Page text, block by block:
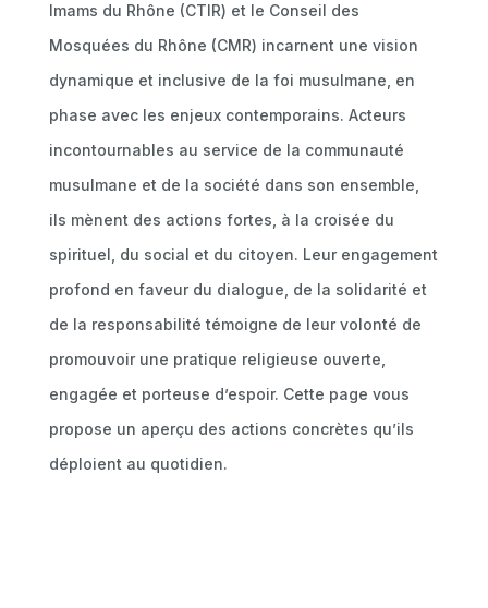
Imams du Rhône (CTIR) et le Conseil des
Mosquées du Rhône (CMR) incarnent une vision
dynamique et inclusive de la foi musulmane, en
phase avec les enjeux contemporains. Acteurs
incontournables au service de la communauté
musulmane et de la société dans son ensemble,
ils mènent des actions fortes, à la croisée du
spirituel, du social et du citoyen. Leur engagement
profond en faveur du dialogue, de la solidarité et
de la responsabilité témoigne de leur volonté de
promouvoir une pratique religieuse ouverte,
engagée et porteuse d’espoir. Cette page vous
propose un aperçu des actions concrètes qu’ils
déploient au quotidien.